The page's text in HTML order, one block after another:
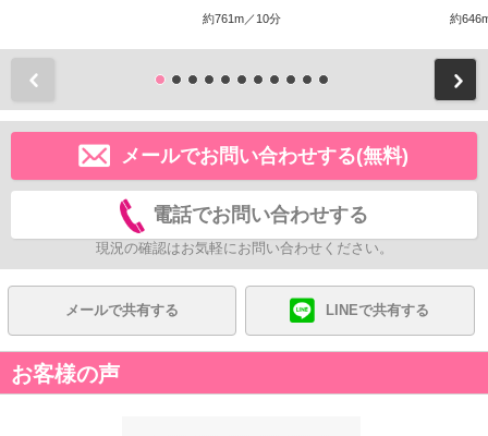
約761m／10分 約
メールでお問い合わせする(無料)
電話でお問い合わせする
現況の確認はお気軽にお問い合わせください。
メールで共有する LINEで共有する
お客様の声